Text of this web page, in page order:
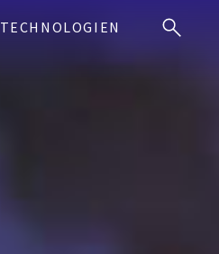
TECHNOLOGIEN